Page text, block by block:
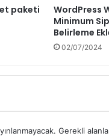
paketi
WordPress
Minimum
Belirleme
02/07/2024
Gerekli